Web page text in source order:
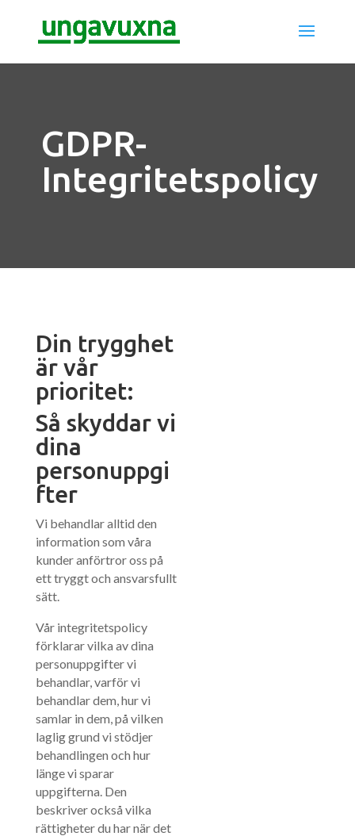
GDPR-
Integritetspolicy
Din trygghet
är vår
prioritet:
Så skyddar vi
dina
personuppgi
fter
Vi behandlar alltid den
information som våra
kunder anförtror oss på
ett tryggt och ansvarsfullt
sätt.
Vår integritetspolicy
förklarar vilka av dina
personuppgifter vi
behandlar, varför vi
behandlar dem, hur vi
samlar in dem, på vilken
laglig grund vi stödjer
behandlingen och hur
länge vi sparar
uppgifterna. Den
beskriver också vilka
rättigheter du har när det